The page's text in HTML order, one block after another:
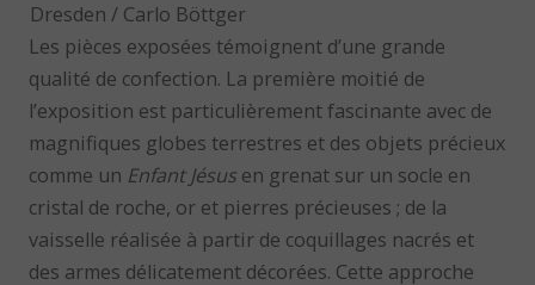
Dresden / Carlo Böttger
Les pièces exposées témoignent d’une grande
qualité de confection. La première moitié de
l’exposition est particulièrement fascinante avec de
magnifiques globes terrestres et des objets précieux
comme un Enfant Jésus en grenat sur un socle en
cristal de roche, or et pierres précieuses ; de la
vaisselle réalisée à partir de coquillages nacrés et
des armes délicatement décorées. Cette approche